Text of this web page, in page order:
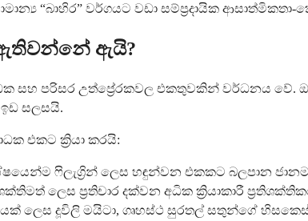
“බාහිර” වර්ගයට වඩා සම්ප්‍රදායික ආසාත්මිකතා-
ඇයි?
සහ පරිසර උත්ප්‍රේරකවල එකතුවකින් වර්ධනය
සලසයි.
එකට ක්‍රියා කරයි:
ෆිලැග්‍රින් ලෙස හඳුන්වන එකකට බලපාන
ලෙස ප්‍රතිචාර දක්වන අධික ක්‍රියාකාරී
ලෙස දූවිලි මයිටා, ගෘහස්ථ සුරතල් සතුන්ගේ